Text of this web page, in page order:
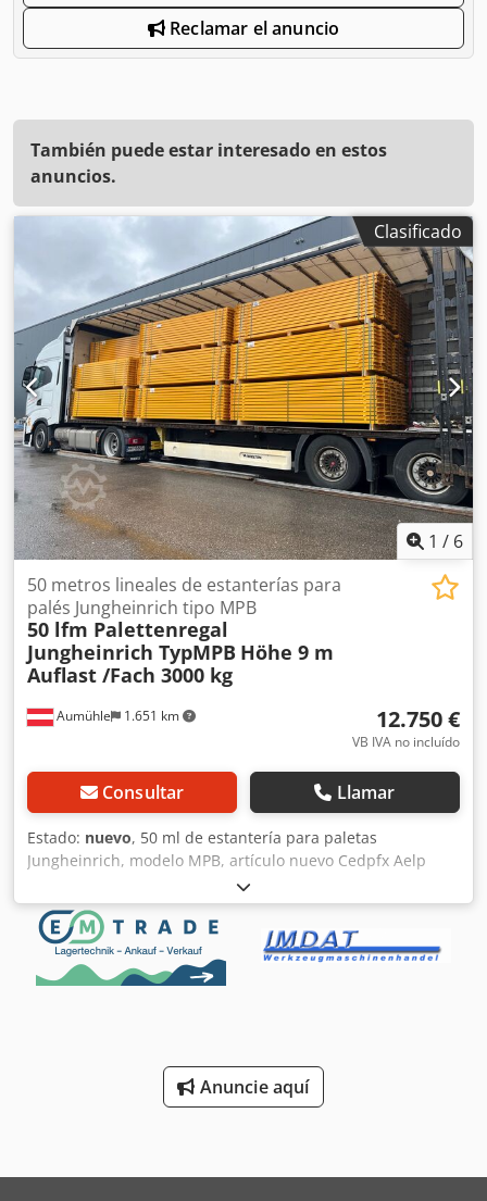
Reclamar el anuncio
También puede estar interesado en estos
anuncios.
Clasificado
1 / 6
Aumühle 1.651 km
50 metros lineales de estanterías para
palés Jungheinrich tipo MPB
50 lfm Palettenregal
Jungheinrich TypMPB Höhe 9 m
Auflast /Fach 3000 kg
12.750 €
VB IVA no incluído
Consultar Llamar
Estado: nuevo, 50 ml de estantería para paletas
Jungheinrich, modelo MPB, artículo nuevo Cedpfx Aelp
Ntgogpoha Artículo nuevo, ver imágenes Altura: 9 m
Profundidad: 110 cm, azul Longitud del travesaño: 2,7 m,
amarillo Travesaño con capacidad de carga por nivel: 3000
kg Precio negociable: 12.750 €, neto, recogida en almacén
La oferta incluye: + 19 unidades de marcos
dispositivos de seguridad + 78 unidades de anclajes de
hormigón Por supuesto, se incluyen las placas de carga, la
documentación, etc. Puede encontrar más accesorios en el
m. Carga por campo: 12 toneladas. Travesaños amarillos.
Anuncie aquí